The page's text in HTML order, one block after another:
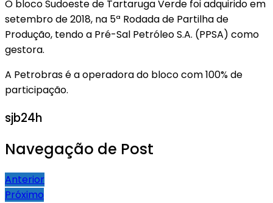
O bloco Sudoeste de Tartaruga Verde foi adquirido em
setembro de 2018, na 5ª Rodada de Partilha de
Produção, tendo a Pré-Sal Petróleo S.A. (PPSA) como
gestora.
A Petrobras é a operadora do bloco com 100% de
participação.
sjb24h
Navegação de Post
Anterior
Próximo